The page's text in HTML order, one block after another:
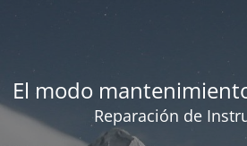
El modo
Reparación de